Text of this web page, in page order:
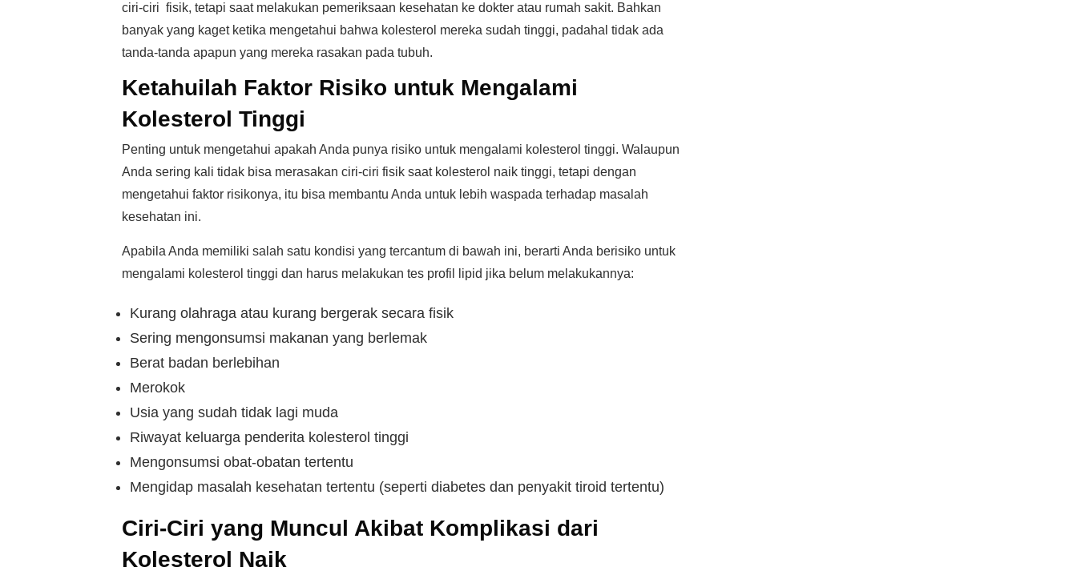
ciri-ciri fisik, tetapi saat melakukan pemeriksaan kesehatan ke dokter atau rumah sakit. Bahkan
banyak yang kaget ketika mengetahui bahwa kolesterol mereka sudah tinggi, padahal tidak ada
tanda-tanda apapun yang mereka rasakan pada tubuh.
Ketahuilah Faktor Risiko untuk Mengalami
Kolesterol Tinggi
Penting untuk mengetahui apakah Anda punya risiko untuk mengalami kolesterol tinggi. Walaupun
Anda sering kali tidak bisa merasakan ciri-ciri fisik saat kolesterol naik tinggi, tetapi dengan
mengetahui faktor risikonya, itu bisa membantu Anda untuk lebih waspada terhadap masalah
kesehatan ini.
Apabila Anda memiliki salah satu kondisi yang tercantum di bawah ini, berarti Anda berisiko untuk
mengalami kolesterol tinggi dan harus melakukan tes profil lipid jika belum melakukannya:
Kurang olahraga atau kurang bergerak secara fisik
Sering mengonsumsi makanan yang berlemak
Berat badan berlebihan
Merokok
Usia yang sudah tidak lagi muda
Riwayat keluarga penderita kolesterol tinggi
Mengonsumsi obat-obatan tertentu
Mengidap masalah kesehatan tertentu (seperti diabetes dan penyakit tiroid tertentu)
Ciri-Ciri yang Muncul Akibat Komplikasi dari
Kolesterol Naik